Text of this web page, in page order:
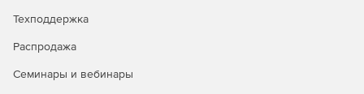
Техподдержка
Распродажа
Семинары и вебинары